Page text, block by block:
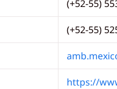
(+52-55)
(+52-55)
https://